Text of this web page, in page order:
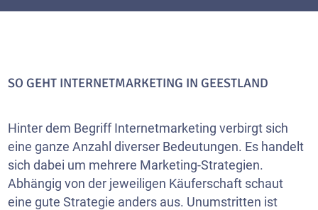
SO GEHT INTERNETMARKETING IN GEESTLAND
Hinter dem Begriff Internetmarketing verbirgt sich
eine ganze Anzahl diverser Bedeutungen. Es handelt
sich dabei um mehrere Marketing-Strategien.
Abhängig von der jeweiligen Käuferschaft schaut
eine gute Strategie anders aus. Unumstritten ist